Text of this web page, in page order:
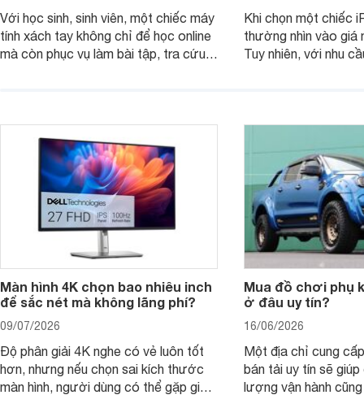
Với học sinh, sinh viên, một chiếc máy
tính xách tay không chỉ để học online
mà còn phục vụ làm bài tập, tra cứu,
thay vì chỉ so sánh cấu hình trên giấy.
Khi chọn một chiếc
thường nhìn vào
Tuy nhiên, với nhu
không, dùng được
Màn hình 4K chọn bao nhiêu inch
để sắc nét mà không lãng phí?
09/07/2026
Độ phân giải 4K nghe có vẻ luôn tốt
hơn, nhưng nếu chọn sai kích thước
màn hình, người dùng có thể gặp giao
Mua đồ chơi phụ
ở đâu uy tín?
16/06/2026
Một địa chỉ cung
bán tải uy tín sẽ
lượng vận hành